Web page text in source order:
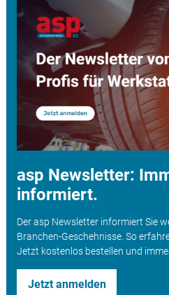
asp Newsletter:
informiert.
Der asp Newsletter informiert Sie
Branchen-Geschehnisse. So
Jetzt kostenlos bestellen und
Jetzt anmelden